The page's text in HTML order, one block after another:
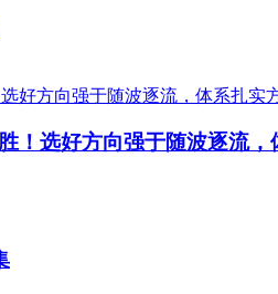
！选好方向强于随波逐流，